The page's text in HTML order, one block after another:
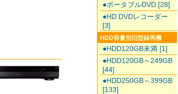
●ポータブルDVD [28]
●HD DVDレコーダー
[3]
HDD容量別旧型録再機
●HDD120GB未満 [1]
●HDD120GB～249GB
[44]
●HDD250GB～399GB
[133]